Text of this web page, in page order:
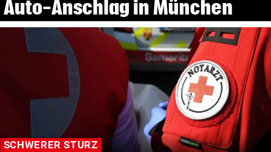
Auto-Anschlag in München
SCHWERER STURZ